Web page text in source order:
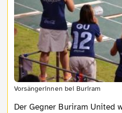
Vorsängerinnen bei Buriram
Der Gegner Buriram United war ein junger